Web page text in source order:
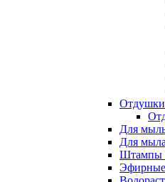
Отдушки
Для
Для
Штампы
Эфирные